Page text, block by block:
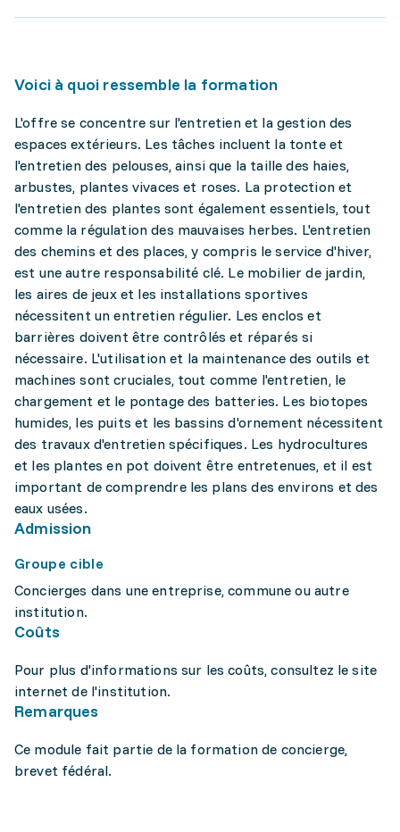
Voici à quoi ressemble la formation
L'offre se concentre sur l'entretien et la gestion des
espaces extérieurs. Les tâches incluent la tonte et
l'entretien des pelouses, ainsi que la taille des haies,
arbustes, plantes vivaces et roses. La protection et
l'entretien des plantes sont également essentiels, tout
comme la régulation des mauvaises herbes. L'entretien
des chemins et des places, y compris le service d'hiver,
est une autre responsabilité clé. Le mobilier de jardin,
les aires de jeux et les installations sportives
nécessitent un entretien régulier. Les enclos et
barrières doivent être contrôlés et réparés si
nécessaire. L'utilisation et la maintenance des outils et
machines sont cruciales, tout comme l'entretien, le
chargement et le pontage des batteries. Les biotopes
humides, les puits et les bassins d'ornement nécessitent
des travaux d'entretien spécifiques. Les hydrocultures
et les plantes en pot doivent être entretenues, et il est
important de comprendre les plans des environs et des
eaux usées.
Admission
Groupe cible
Concierges dans une entreprise, commune ou autre
institution.
Coûts
Pour plus d'informations sur les coûts, consultez le site
internet de l'institution.
Remarques
Ce module fait partie de la formation de concierge,
brevet fédéral.